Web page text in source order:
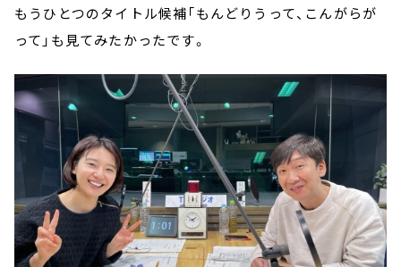
もうひとつのタイトル候補「もんどりうって、こんがらが
って」も見てみたかったです。